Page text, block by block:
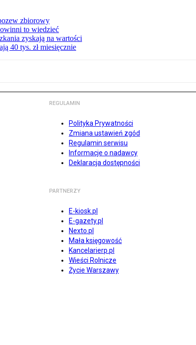
zbiorowy
to wiedzieć
zyskają na wartości
40 tys. zł miesięcznie
REGULAMIN
Polityka Prywatności
Zmiana ustawień zgód
Regulamin serwisu
Informacje o nadawcy
Deklaracja dostępności
PARTNERZY
E-kiosk.pl
E-gazety.pl
Nexto.pl
Mała księgowość
Kancelarierp.pl
Wieści Rolnicze
Życie Warszawy